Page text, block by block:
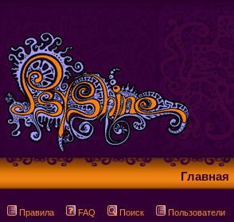
Главная
Правила FAQ Поиск Пользователи